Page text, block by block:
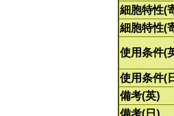
細胞特性(
細胞特性(
使用条件(
使用条件(
備考(英)